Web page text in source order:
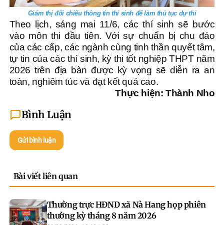
Giám thị đối chiếu thông tin thí sinh để làm thủ tục dự thi
Theo lịch, sáng mai 11/6, các thí sinh sẽ bước
vào môn thi đầu tiên. Với sự chuẩn bị chu đáo
của các cấp, các ngành cùng tinh thần quyết tâm,
tự tin của các thí sinh, kỳ thi tốt nghiệp THPT năm
2026 trên địa bàn được kỳ vọng sẽ diễn ra an
toàn, nghiêm túc và đạt kết quả cao.
Thực hiện: Thành Nho
Bình Luận
Gửi bình luận
Bài viết liên quan
Thường trực HĐND xã Nà Hang họp phiên
thường kỳ tháng 8 năm 2026